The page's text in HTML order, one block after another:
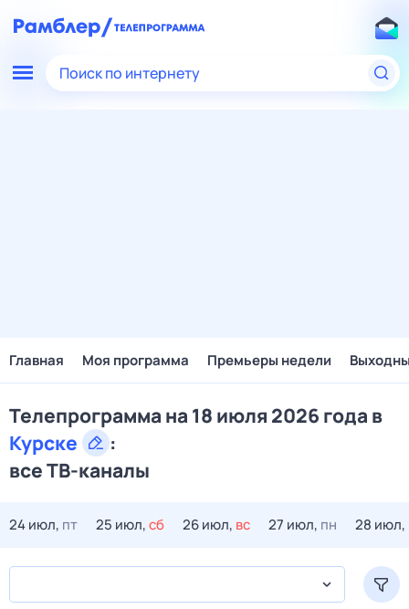
Поиск по интернету
Главная Моя программа Премьеры недели
Телепрограмма на 18 июля 2026 года в
Курске
:
все ТВ-каналы
24 июл, пт 25 июл,сб 26 июл, вс 27 июл, пн 28 июл,